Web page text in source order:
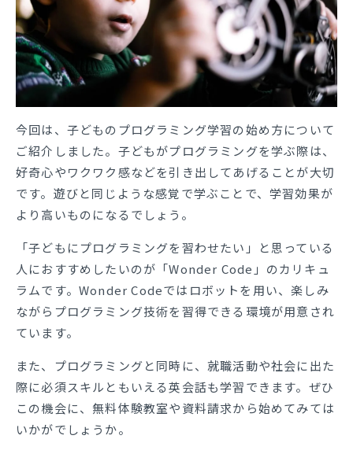
今回は、子どものプログラミング学習の始め方について
ご紹介しました。子どもがプログラミングを学ぶ際は、
好奇心やワクワク感などを引き出してあげることが大切
です。遊びと同じような感覚で学ぶことで、学習効果が
より高いものになるでしょう。
「子どもにプログラミングを習わせたい」と思っている
人におすすめしたいのが「Wonder Code」のカリキュ
ラムです。Wonder Codeではロボットを用い、楽しみ
ながらプログラミング技術を習得できる環境が用意され
ています。
また、プログラミングと同時に、就職活動や社会に出た
際に必須スキルともいえる英会話も学習できます。 ぜひ
この機会に、無料体験教室や資料請求から始めてみては
いかがでしょうか。